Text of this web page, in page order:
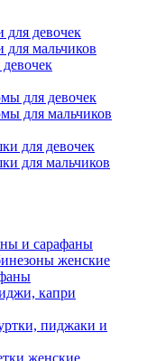
девочек
мальчиков
для девочек
для мальчиков
для девочек
для мальчиков
и сарафаны
женские
капри
пиджаки и
женские